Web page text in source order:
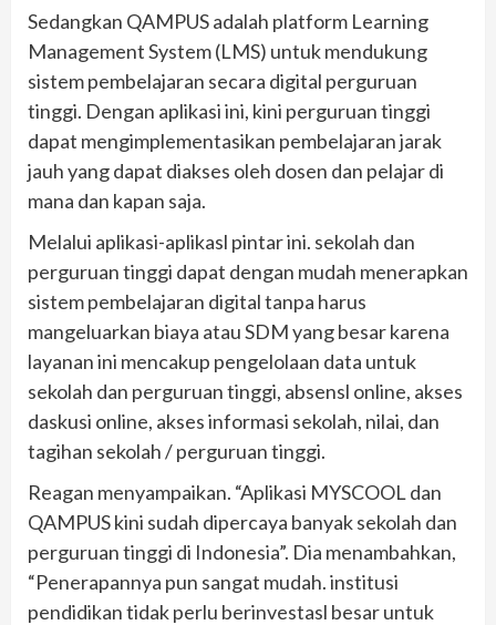
Sedangkan QAMPUS adalah platform Learning
Management System (LMS) untuk mendukung
sistem pembelajaran secara digital perguruan
tinggi. Dengan aplikasi ini, kini perguruan tinggi
dapat mengimplementasikan pembelajaran jarak
jauh yang dapat diakses oleh dosen dan pelajar di
mana dan kapan saja.
Melalui aplikasi-aplikasl pintar ini. sekolah dan
perguruan tinggi dapat dengan mudah menerapkan
sistem pembelajaran digital tanpa harus
mangeluarkan biaya atau SDM yang besar karena
layanan ini mencakup pengelolaan data untuk
sekolah dan perguruan tinggi, absensl online, akses
daskusi online, akses informasi sekolah, nilai, dan
tagihan sekolah / perguruan tinggi.
Reagan menyampaikan. “Aplikasi MYSCOOL dan
QAMPUS kini sudah dipercaya banyak sekolah dan
perguruan tinggi di Indonesia”. Dia menambahkan,
“Penerapannya pun sangat mudah. institusi
pendidikan tidak perlu berinvestasl besar untuk